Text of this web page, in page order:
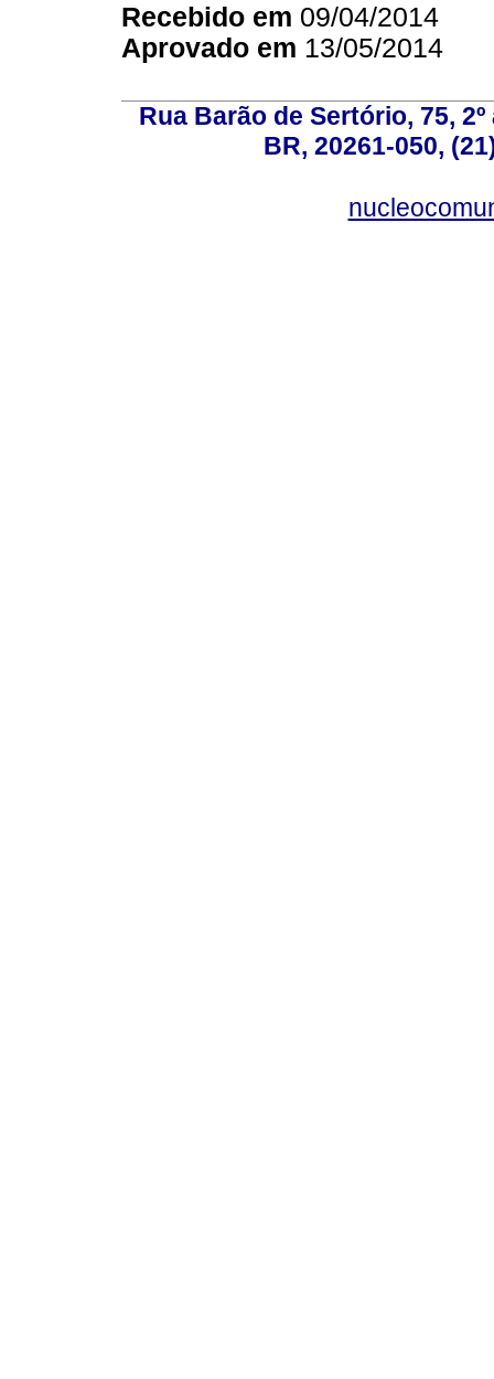
Recebido em 09/04/2014
Aprovado em 13/05/2014
Rua Barão de Sertório, 75,
BR, 20261-050,